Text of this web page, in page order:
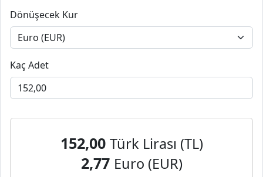
Dönüşecek Kur
Kaç Adet
152,00 Türk Lirası (TL)
2,77 Euro (EUR)